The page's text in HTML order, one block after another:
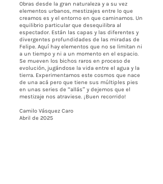
Obras desde la gran naturaleza y a su vez
elementos urbanos, mestizajes entre lo que
creamos es y el entorno en que caminamos. Un
equilibrio particular que desequilibra al
espectador. Están las capas y las diferentes y
divergentes profundidades de las miradas de
Felipe. Aquí hay elementos que no se limitan ni
a un tiempo y ni a un momento en el espacio.
Se mueven los bichos raros en proceso de
evolución, jugándose la vida entre el agua y la
tierra. Experimentamos este cosmos que nace
de una acá pero que tiene sus múltiples pies
en unas series de “allás” y dejemos que el
mestizaje nos atraviese. ¡Buen recorrido!
Camilo Vásquez Caro
Abril de 2025